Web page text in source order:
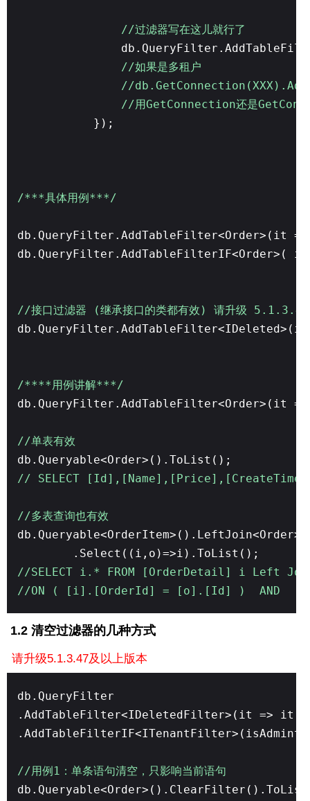
//过滤器写在这儿就行了
//如果是多租户
//
//用GetConnection还是
});
/***具体用例***/
db.QueryFilter.AddTableFilter<Order>(it
db.QueryFilter.AddTableFilterIF<Order>(
//接口过滤器 (继承接口的类都有效) 请升级 5.1.3.47
/****用例讲解***/
db.QueryFilter.AddTableFilter<Order>(it
//单表有效
db.Queryable<Order>().ToList();
// SELECT
//多表查询也有效
.Select((i,o)=>i).ToList();
//SELECT i.* FROM [OrderDetail] i Left
//ON ( [i].[OrderId] = [o].[Id] ) AND
1.2 清空过滤器的几种方式
请升级5.1.3.47及以上版本
db.QueryFilter
.AddTableFilter<IDeletedFilter>(it =>
//用例1：单条语句清空，只影响当前语句